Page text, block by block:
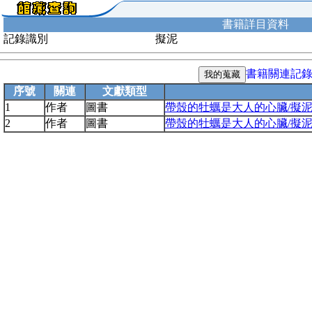
書籍詳目資料
記錄識別
擬泥
書籍關連記錄
序號
關連
文獻類型
1
作者 圖書
帶殼的牡蠣是大人的心臟/擬
2
作者 圖書 帶殼的牡蠣是大人的心臟/擬